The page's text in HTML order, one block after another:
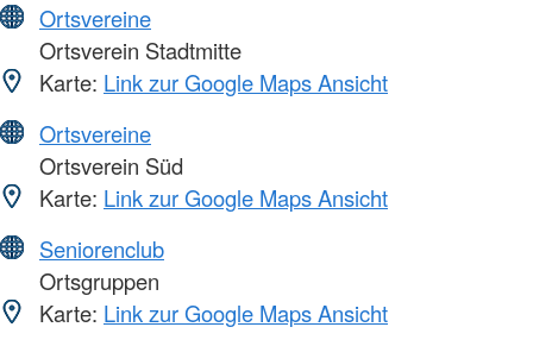
Ortsvereine
Ortsverein Stadtmitte
Karte: Link zur Google Maps Ansicht
Ortsvereine
Ortsverein Süd
Karte: Link zur Google Maps Ansicht
Seniorenclub
Ortsgruppen
Karte: Link zur Google Maps Ansicht